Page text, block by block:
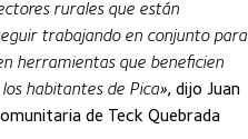
rurales que están
trabajando en conjunto para
herramientas que beneficien
habitantes de Pica», dijo Juan
de Teck Quebrada